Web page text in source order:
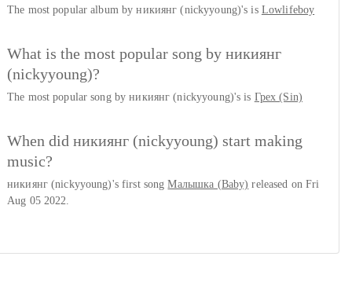
The most popular album by никиянг (nickyyoung)'s is Lowlifeboy
What is the most popular song by никиянг
(nickyyoung)?
The most popular song by никиянг (nickyyoung)'s is Грех (Sin)
When did никиянг (nickyyoung) start making
music?
никиянг (nickyyoung)'s first songМалышка (Baby) released on Fri
Aug 05 2022.